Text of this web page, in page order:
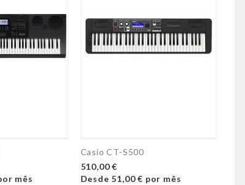
mês
Casio CT-S500
510,00 €
Desde 51,00 € por mês